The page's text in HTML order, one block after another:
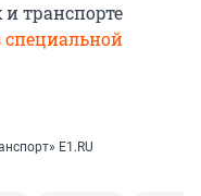
транспорте
специальной
E1.RU